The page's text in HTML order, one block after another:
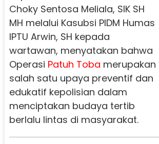
Choky Sentosa Meliala, SIK SH
MH melalui Kasubsi PIDM Humas
IPTU Arwin, SH kepada
wartawan, menyatakan bahwa
Operasi Patuh Toba merupakan
salah satu upaya preventif dan
edukatif kepolisian dalam
menciptakan budaya tertib
berlalu lintas di masyarakat.